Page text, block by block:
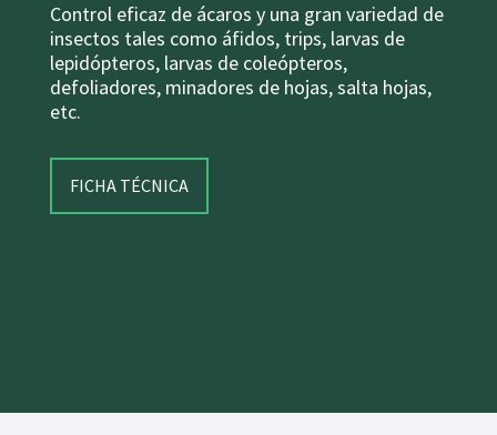
Control eficaz de ácaros y una gran variedad de
insectos tales como áfidos, trips, larvas de
lepidópteros, larvas de coleópteros,
defoliadores, minadores de hojas, salta hojas,
etc.
FICHA TÉCNICA